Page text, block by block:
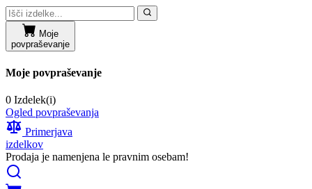
Moje
povpraševanje
Moje povpraševanje
0 Izdelek(i)
Ogled povpraševanja
Primerjava
izdelkov
Prodaja je namenjena le pravnim osebam!